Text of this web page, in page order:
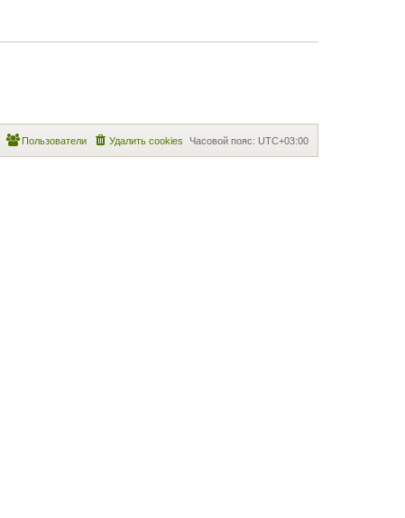
Часовой пояс: UTC+03:00
Удалить cookies
Пользователи